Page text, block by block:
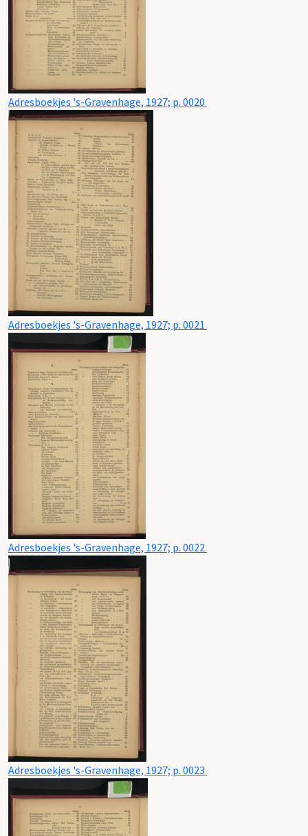
Adresboekjes 's-Gravenhage, 1927; p. 0020
Adresboekjes 's-Gravenhage, 1927; p. 0021
Adresboekjes 's-Gravenhage, 1927; p. 0022
Adresboekjes 's-Gravenhage, 1927; p. 0023